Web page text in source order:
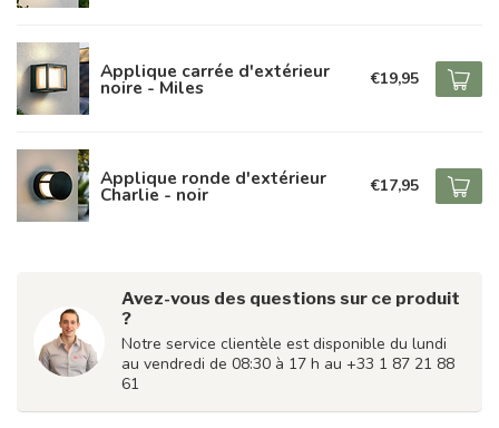
Applique carrée d'extérieur
noire - Miles €19,95
Applique ronde d'extérieur
Charlie - noir €17,95
Avez-vous des questions sur ce produit
?
Notre service clientèle est disponible du lundi
au vendredi de 08:30 à 17 h au +33 1 87 21 88
61